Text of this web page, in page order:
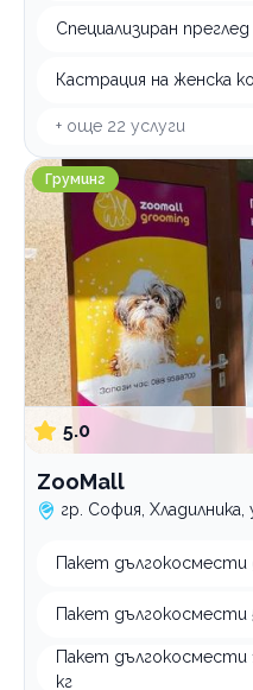
Специализиран преглед
Кастрация на женска
+ още 22 услуги
ZooMall
Груминг
5.0
ZooMall
гр. София, Хладилника,
Пакет дългокосмести
Пакет дългокосмести
Пакет дългокосмести
кг